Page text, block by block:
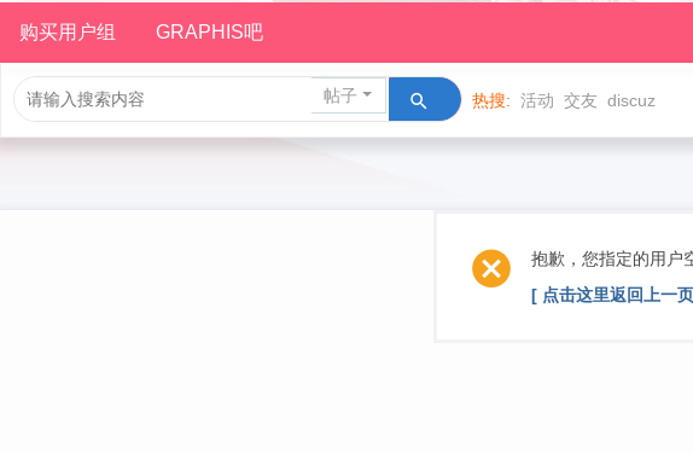
购买用户组 GRAPHIS吧
帖子 热搜: 活动 交友 discuz
抱歉，您指定的用户
[ 点击这里返回上一